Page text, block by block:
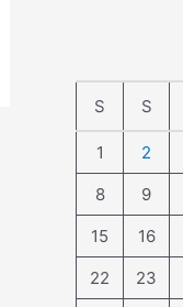
S S
1 2
8
9
15
16
22
23